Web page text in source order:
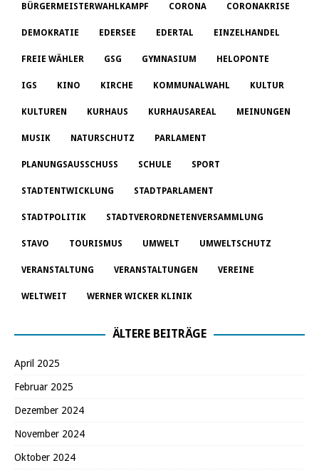
BÜRGERMEISTERWAHLKAMPF CORONA CORONAKRISE
DEMOKRATIE EDERSEE EDERTAL EINZELHANDEL
FREIE WÄHLER GSG GYMNASIUM HELOPONTE
IGS KINO KIRCHE KOMMUNALWAHL KULTUR
KULTUREN KURHAUS KURHAUSAREAL MEINUNGEN
MUSIK NATURSCHUTZ PARLAMENT
PLANUNGSAUSSCHUSS SCHULE SPORT
STADTENTWICKLUNG STADTPARLAMENT
STADTPOLITIK STADTVERORDNETENVERSAMMLUNG
STAVO TOURISMUS UMWELT UMWELTSCHUTZ
VERANSTALTUNG VERANSTALTUNGEN VEREINE
WELTWEIT WERNER WICKER KLINIK
ÄLTERE BEITRÄGE
April 2025
Februar 2025
Dezember 2024
November 2024
Oktober 2024